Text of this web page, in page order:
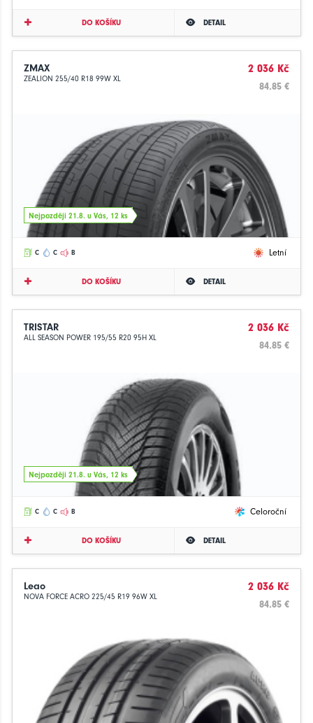
DO KOŠÍKU DETAIL
ZMAX
ZEALION 255/40 R18 99W XL
2 036 Kč
84.85 €
Nejpozději 21.8. u Vás, 12 ks
C C B Letní
DO KOŠÍKU DETAIL
TRISTAR
ALL SEASON POWER 195/55 R20 95H XL
2 036 Kč
84.85 €
Nejpozději 21.8. u Vás, 12 ks
C C B Celoroční
DO KOŠÍKU DETAIL
Leao
NOVA FORCE ACRO 225/45 R19 96W XL
2 036 Kč
84.85 €